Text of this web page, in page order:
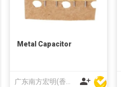
Metal Capacitor